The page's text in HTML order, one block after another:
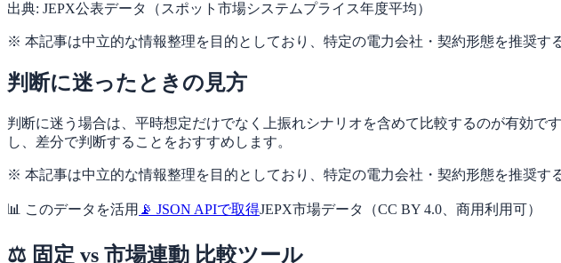
出典: JEPX公表データ（スポット市場システムプライス年度平均）
※ 本記事は中立的な情報整理を目的としており、特定の電力会社・契約形態を推奨す
判断に迷ったときの見方
判断に迷う場合は、平時想定だけでなく上振れシナリオを含めて比較するのが有効
し、差分で判断することをおすすめします。
※ 本記事は中立的な情報整理を目的としており、特定の電力会社・契約形態を推奨す
📊 このデータを活用 📡 JSON APIで取得JEPX市場データ（CC BY 4.0、商用利用可）
⚖ 固定 vs 市場連動 比較ツール